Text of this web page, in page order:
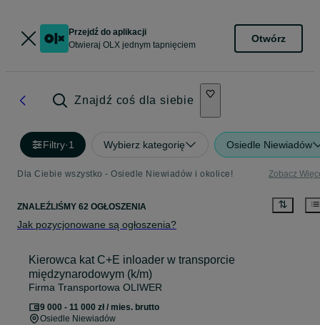
Przejdź do aplikacji
Otwieraj OLX jednym tapnięciem
Otwórz
Znajdź coś dla siebie
Filtry·1 Wybierz kategorię Osiedle Niewiadów
Dla Ciebie wszystko - Osiedle Niewiadów i okolice! Zobacz
ZNALEŹLIŚMY 62 OGŁOSZENIA
Jak pozycjonowane są ogłoszenia?
Kierowca kat C+E inloader w transporcie
międzynarodowym (k/m)
Firma Transportowa OLIWER
9 000 - 11 000 zł / mies. brutto
Osiedle Niewiadów